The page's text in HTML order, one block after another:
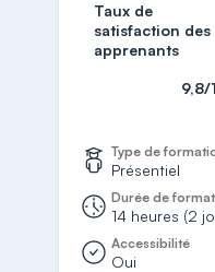
Taux de
satisfaction des
apprenants
9,8/
Type de
Présentiel
Durée de
14 heures (2
Accessibilité
Oui